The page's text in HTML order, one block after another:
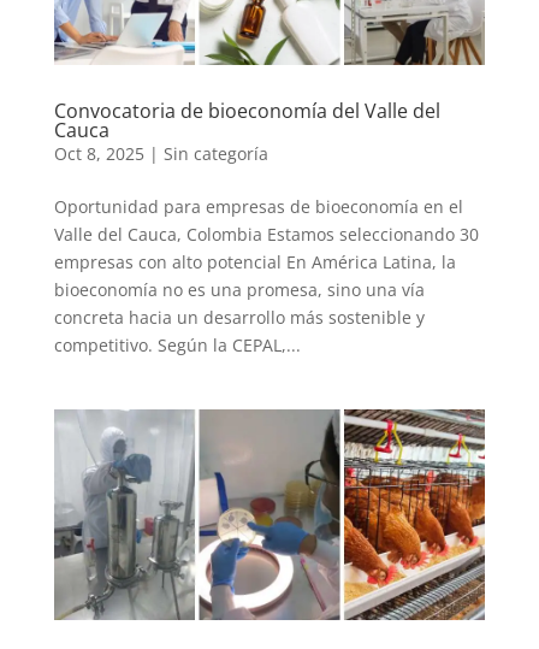
Convocatoria de bioeconomía del Valle del
Cauca
Oct 8, 2025| Sin categoría
Oportunidad para empresas de bioeconomía en el
Valle del Cauca, Colombia Estamos seleccionando 30
empresas con alto potencial En América Latina, la
bioeconomía no es una promesa, sino una vía
concreta hacia un desarrollo más sostenible y
competitivo. Según la CEPAL,...